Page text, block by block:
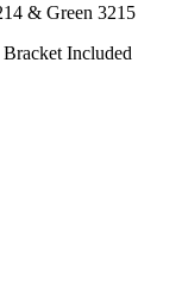
& Green 3215
Included